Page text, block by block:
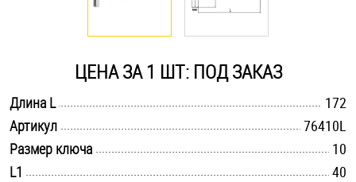
Саморезы и шурупы
ЦЕНА ЗА 1 ШТ: ПОД ЗАКАЗ
Длина L
172
Артикул
76410L
Размер ключа
10
L1
40